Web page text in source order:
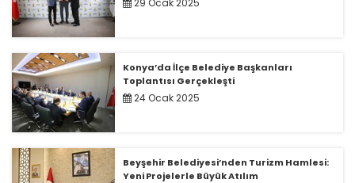
29 Ocak 2025
Konya’da İlçe Belediye Başkanları
Toplantısı Gerçekleşti
24 Ocak 2025
Beyşehir Belediyesi’nden Turizm Hamlesi:
Yeni Projelerle Büyük Atılım